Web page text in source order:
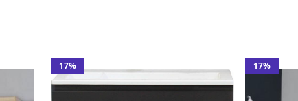
17% 17%